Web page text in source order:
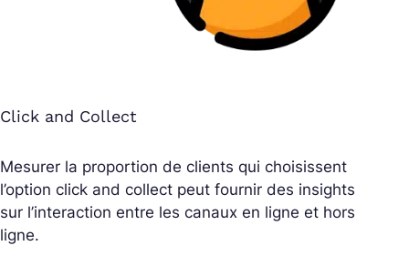
Click and Collect
Mesurer la proportion de clients qui choisissent
l’option click and collect peut fournir des insights
sur l’interaction entre les canaux en ligne et hors
ligne.